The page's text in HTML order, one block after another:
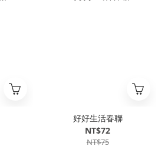
好好生活春聯
NT$72
NT$75